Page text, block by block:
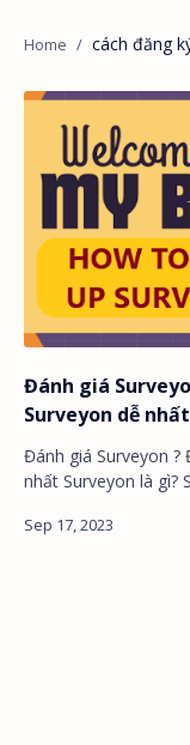
cách đăng
Đánh giá
Surveyon dễ nhất
Đánh giá Surveyon ?